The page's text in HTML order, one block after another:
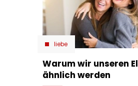
liebe
Warum wir unseren
ähnlich werden